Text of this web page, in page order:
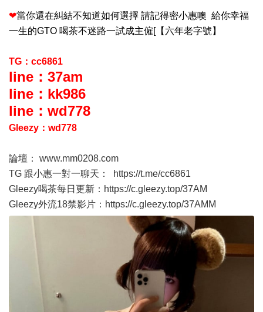
❤當你還在糾結不知道如何選擇 請記得密小惠噢 給你幸福
一生的GTO 喝茶不迷路一試成主僱[【六年老字號】
TG：cc6861
line：37am
line：kk986
line：wd778
Gleezy：wd778
論壇： www.mm0208.com
TG 跟小惠一對一聊天：
https://t.me/cc6861
Gleezy喝茶每日更新： https://c.gleezy.top/37AM
Gleezy外流18禁影片： https://c.gleezy.top/37AMM